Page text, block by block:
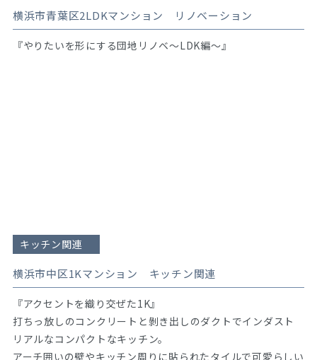
横浜市青葉区2LDKマンション リノベーション
『やりたいを形にする団地リノベ～LDK編～』
キッチン関連
横浜市中区1Kマンション キッチン関連
『アクセントを織り交ぜた1K』
打ちっ放しのコンクリートと剝き出しのダクトでインダスト
リアルなコンパクトなキッチン。
アーチ囲いの壁やキッチン周りに貼られたタイルで可愛らしい